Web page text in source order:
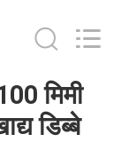
मिमी
डिब्बे